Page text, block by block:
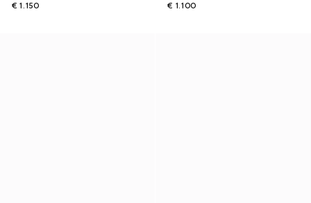
€ 1.150
€ 1.100